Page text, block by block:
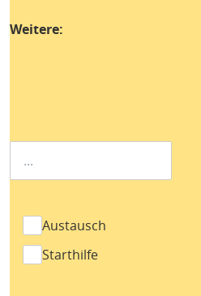
Weitere:
Austausch
Starthilfe